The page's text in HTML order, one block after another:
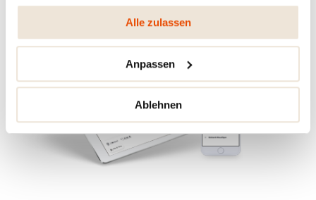
ändern oder widerrufen.
Alle zulassen
Anpassen
Ablehnen